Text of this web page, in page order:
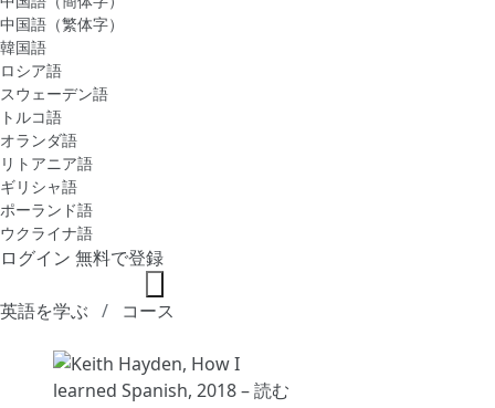
中国語（繁体字）
韓国語
ロシア語
スウェーデン語
トルコ語
オランダ語
リトアニア語
ギリシャ語
ポーランド語
ウクライナ語
ログイン 無料で登録
英語を学ぶ コース